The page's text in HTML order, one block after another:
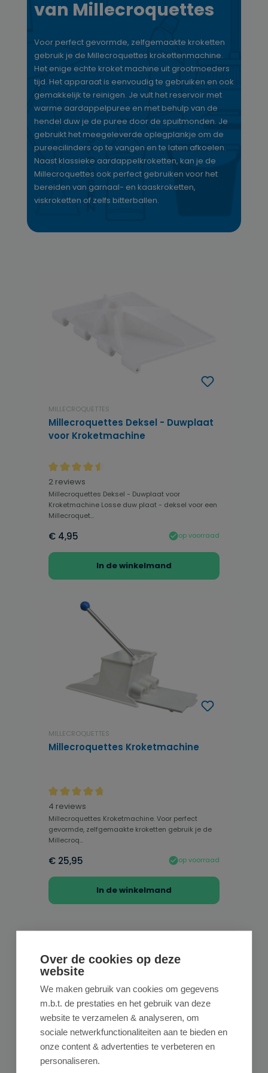
van Millecroquettes
Voor perfect gevormde, zelfgemaakte kroketten
gebruik je de Millecroquettes krokettenmachine.
Het enige echte kroket machine uit grootmoeders
tijd. Het apparaat is eenvoudig te gebruiken en ook
gemakkelijk te reinigen. Je vult het reservoir met
warme aardappelpuree en met behulp van de
hendel duw je de puree door de spuitmonden. Je
gebruikt het meegeleverde oplegplankje om de
pureecilinders op te vangen en te laten afkoelen.
Naast klassieke aardappelkroketten, kan je de
Millecroquettes ook perfect gebruiken voor het
bereiden van garnaal- en kaaskroketten,
viskroketten of zelfs bitterballen.
MILLECROQUETTES
Millecroquettes Deksel - Duwplaat
voor Kroketmachine
Gemiddelde waardering van 4.5 van 5 sterren
2 reviews
Millecroquettes Deksel - Duwplaat voor
Kroketmachine Losse duw plaat - deksel voor een
Millecroquet...
€ 4,95 op voorraad
In de winkelmand
MILLECROQUETTES
Millecroquettes Kroketmachine
Gemiddelde waardering van 4.63 van 5 sterren
4 reviews
Millecroquettes Kroketmachine. Voor perfect
gevormde, zelfgemaakte kroketten gebruik je de
Millecroq...
€ 25,95 op voorraad
In de winkelmand
MILLECROQUETTES
Over de cookies op deze
website
We maken gebruik van cookies om gegevens
m.b.t. de prestaties en het gebruik van deze
website te verzamelen & analyseren, om
sociale netwerkfunctionaliteiten aan te bieden en
onze content & advertenties te verbeteren en
personaliseren.